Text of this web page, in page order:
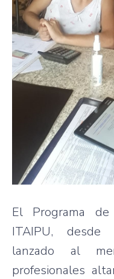
El Programa de
ITAIPU, desde
lanzado al
profesionales